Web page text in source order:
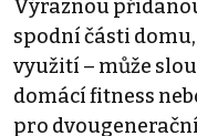
Výraznou
spodní části
využití – může
domácí fitness
pro